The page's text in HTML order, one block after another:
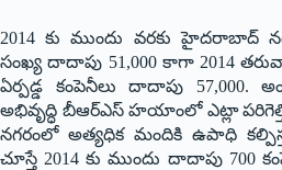
2014 కు ముందు వరకు హైదరాబాద్
సంఖ్య దాదాపు 51,000 కాగా 2014
ఏర్పడ్డ కంపెనీలు దాదాపు
అభివృద్ధి బీఆర్ఎస్ హయాంలో ఎట్లా
నగరంలో అత్యధిక మందికి ఉపాధి
చూస్తే 2014 కు ముందు దాదాపు 700